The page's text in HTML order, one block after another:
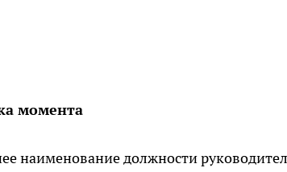
момента
наименование должности